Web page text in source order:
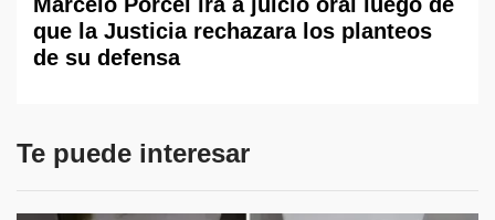
que la Justicia rechazara los planteos
de su defensa
Te puede interesar